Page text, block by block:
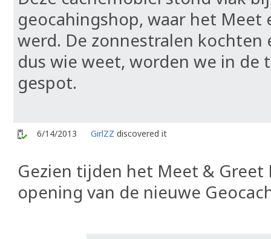
geocahingshop, waar het
werd. De zonnestralen
dus wie weet, worden we in
gespot.
6/14/2013 GirlZZ discovered it
Gezien tijden het Meet & Greet
opening van de nieuwe